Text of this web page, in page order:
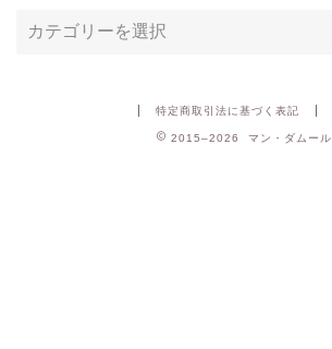
特定商取引法に基づく表記
2015–2026 マン・ダムール